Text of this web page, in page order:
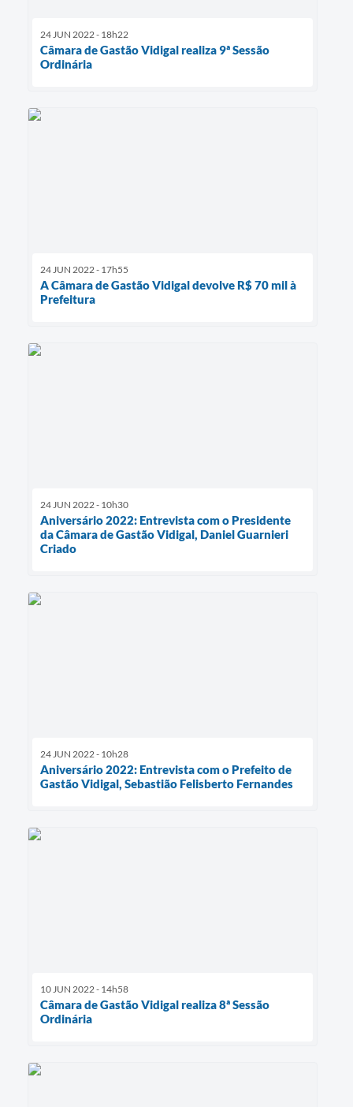
24 JUN 2022 - 18h22
Câmara de Gastão Vidigal realiza 9ª Sessão
Ordinária
24 JUN 2022 - 17h55
A Câmara de Gastão Vidigal devolve R$ 70 mil à
Prefeitura
24 JUN 2022 - 10h30
Aniversário 2022: Entrevista com o Presidente
da Câmara de Gastão Vidigal, Daniel Guarnieri
Criado
24 JUN 2022 - 10h28
Aniversário 2022: Entrevista com o Prefeito de
Gastão Vidigal, Sebastião Felisberto Fernandes
10 JUN 2022 - 14h58
Câmara de Gastão Vidigal realiza 8ª Sessão
Ordinária